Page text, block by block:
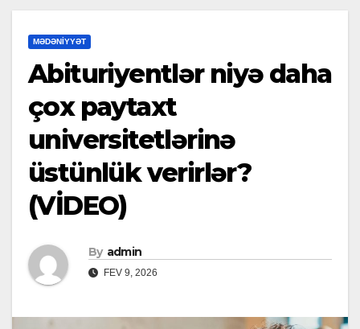
MƏDƏNIYYƏT
Abituriyentlər niyə daha
çox paytaxt
universitetlərinə
üstünlük verirlər?
(VİDEO)
By admin
FEV 9, 2026